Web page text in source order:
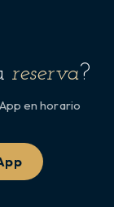
reserva?
en horario